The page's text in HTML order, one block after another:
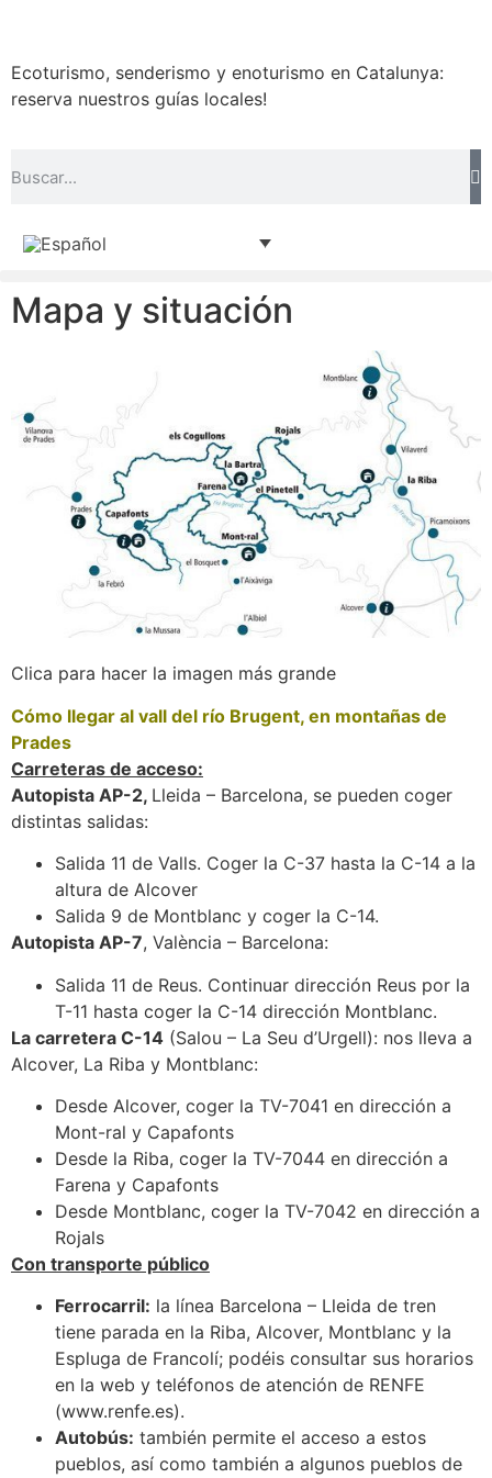
Ecoturismo, senderismo y enoturismo en Catalunya:
reserva nuestros guías locales!
Mapa y situación
Clica para hacer la imagen más grande
Cómo llegar al vall del río Brugent, en montañas de
Prades
Carreteras de acceso:
Autopista AP-2, Lleida – Barcelona, se pueden coger
distintas salidas:
Salida 11 de Valls. Coger la C-37 hasta la C-14 a la
altura de Alcover
Salida 9 de Montblanc y coger la C-14.
Autopista AP-7, València – Barcelona:
Salida 11 de Reus. Continuar dirección Reus por la
T-11 hasta coger la C-14 dirección Montblanc.
La carretera C-14 (Salou – La Seu d’Urgell): nos lleva a
Alcover, La Riba y Montblanc:
Desde Alcover, coger la TV-7041 en dirección a
Mont-ral y Capafonts
Desde la Riba, coger la TV-7044 en dirección a
Farena y Capafonts
Desde Montblanc, coger la TV-7042 en dirección a
Rojals
Con transporte público
Ferrocarril: la línea Barcelona – Lleida de tren
tiene parada en la Riba, Alcover, Montblanc y la
Espluga de Francolí; podéis consultar sus horarios
en la web y teléfonos de atención de RENFE
(www.renfe.es).
Autobús: también permite el acceso a estos
pueblos, así como también a algunos pueblos de